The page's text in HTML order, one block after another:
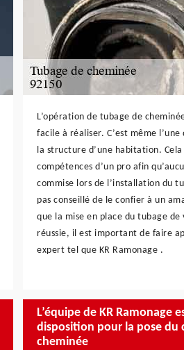
L’opération de tubage de
facile à réaliser. C’est même
la structure d’une habitation. Cela
compétences d’un pro afin
commise lors de l’installation du
pas conseillé de le confier à un
que la mise en place du tubage
réussie, il est important de faire
expert tel que KR Ramonage .
L’équipe de KR Ramonage
disposition pour la pose du
cheminée